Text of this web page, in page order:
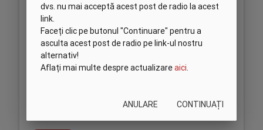
dvs. nu mai acceptă acest post de radio la acest
link.
Faceți clic pe butonul "Continuare" pentru a
asculta acest post de radio pe link-ul nostru
alternativ!
Aflați mai multe despre actualizareaici.
ANULARE CONTINUAȚI